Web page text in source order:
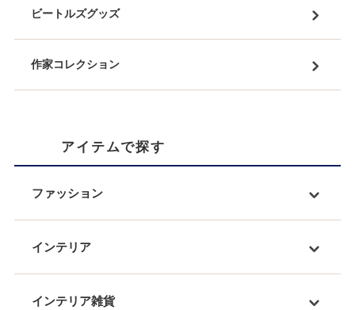
ビートルズグッズ
作家コレクション
アイテムで探す
ファッション
インテリア
インテリア雑貨